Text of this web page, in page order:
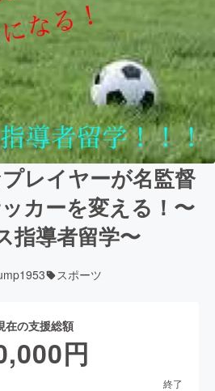
レイヤーが名監督
カーを変える！〜
指導者留学〜
スポーツ
在の支援総額
円
終了